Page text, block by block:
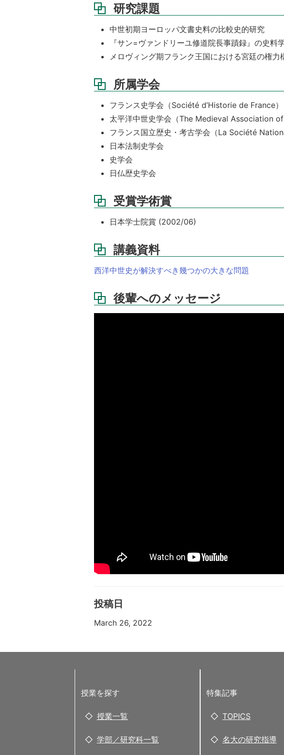
研究課題
中世初期ヨーロッパ文書史料の比較史的研究
『サン=ヴァンドリーユ修道院長事蹟録』の史料
メロヴィング期フランク王国における宮廷の権
所属学会
フランス史学会（Société d’Historie de France）
太平洋中世史学会（The Medieval Association of
フランス国立歴史・考古学会（La Société
日本法制史学会
史学会
日仏歴史学会
受賞学術賞
日本学士院賞 (2002/06)
講義資料
西洋中世史が解決すべき幾つかの大きな問題
後輩へのメッセージ
投稿日
March 26, 2022
授業を探す
授業一覧
学部／研究科一覧
特集記事
TOPICS
名大の研究指導